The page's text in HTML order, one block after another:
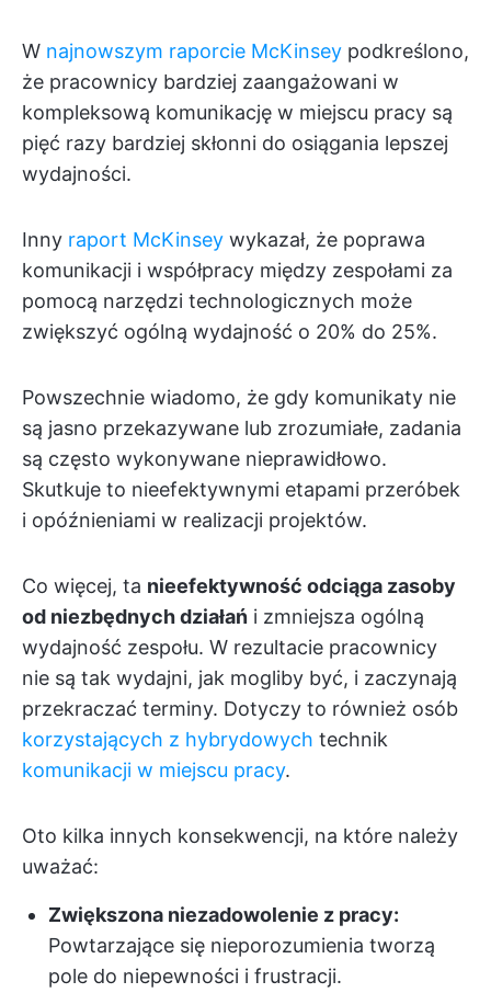
W najnowszym raporcie McKinsey podkreślono,
że pracownicy bardziej zaangażowani w
kompleksową komunikację w miejscu pracy są
pięć razy bardziej skłonni do osiągania lepszej
wydajności.
Inny raport McKinsey wykazał, że poprawa
komunikacji i współpracy między zespołami za
pomocą narzędzi technologicznych może
zwiększyć ogólną wydajność o 20% do 25%.
Powszechnie wiadomo, że gdy komunikaty nie
są jasno przekazywane lub zrozumiałe, zadania
są często wykonywane nieprawidłowo.
Skutkuje to nieefektywnymi etapami przeróbek
i opóźnieniami w realizacji projektów.
Co więcej, ta nieefektywność odciąga zasoby
od niezbędnych działań i zmniejsza ogólną
wydajność zespołu. W rezultacie pracownicy
nie są tak wydajni, jak mogliby być, i zaczynają
przekraczać terminy. Dotyczy to również osób
korzystających z hybrydowych technik
komunikacji w miejscu pracy.
Oto kilka innych konsekwencji, na które należy
uważać:
Zwiększona niezadowolenie z pracy:
Powtarzające się nieporozumienia tworzą
pole do niepewności i frustracji.